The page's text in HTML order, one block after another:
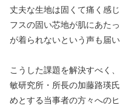
丈夫な生地は固くて痛く感
フスの固い芯地が肌にあた
が着られないという声も届い
こうした課題を解決すべく
敏研究所・所長の加藤路瑛
めとする当事者の方々への